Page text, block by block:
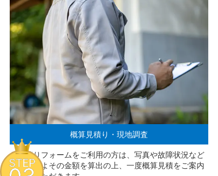
概算見積り・現地調査
お見積りフォームをご利用の方は、写真や故障状況など
からおおよその金額を算出の上、一度概算見積をご案内
STEP